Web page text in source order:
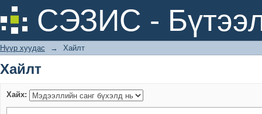
СЭЗИС -
Хайлт
Нүүр хуудас → Хайлт
Хайлт
Хайх: